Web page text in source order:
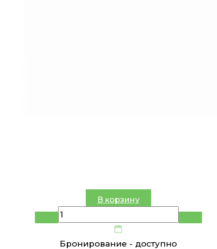
В корзину
Бронирование - доступно